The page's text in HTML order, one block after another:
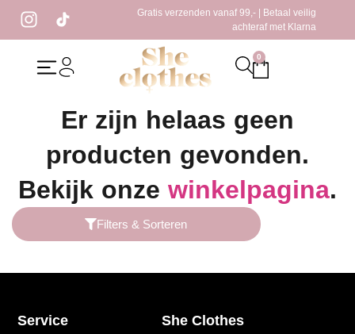
Gratis verzenden vanaf 99,- | Betaal veilig
achteraf met Klarna
0
/ Producten getagged “top met v-hals”
Er zijn helaas geen
producten gevonden.
Bekijk onze winkelpagina.
Filters & Sorteren
Service She Clothes